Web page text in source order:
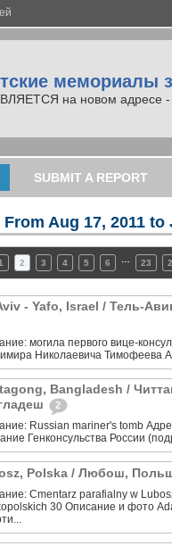
мемориалы
на новом адресе -
SUBMIT A REPORT
Aug 17, 2011 to
2 3 4 5 6 23
- Yafo, Israel / Тель-
могила первого вице-
Николаевича Тимофеева
Bangladesh /
2
Russian mariner's tomb
Генконсульства России
Polska / Любош,
Cmentarz parafialny w
30 Описание и фото